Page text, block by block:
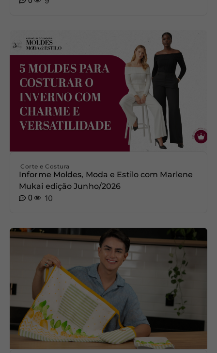
Corte e Costura
Informe Moldes, Moda e Estilo com Marlene
Mukai edição Junho/2026
0
10